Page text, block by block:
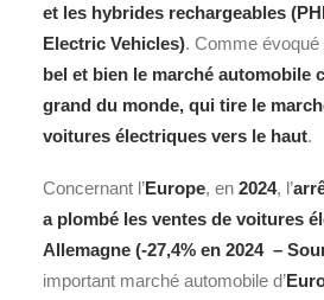
et les hybrides rechargeables
Electric Vehicles). Comme évoqué
bel et bien le marché automobile
grand du monde, qui tire le
voitures électriques vers le haut.
Concernant l’Europe, en 2024, l’
a plombé les ventes de voitures
Allemagne (-27,4% en 2024 –
important marché automobile d’